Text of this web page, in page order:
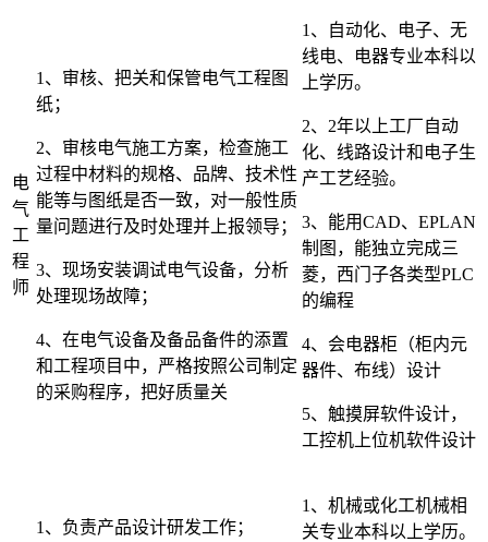
电
气
工
程
师
1、审核、把关和保管电气工程图
纸；
2、审核电气施工方案，检查施工
过程中材料的规格、品牌、技术性
能等与图纸是否一致，对一般性质
量问题进行及时处理并上报领导；
3、现场安装调试电气设备，分析
处理现场故障；
4、在电气设备及备品备件的添置
和工程项目中，严格按照公司制定
的采购程序，把好质量关
1、自动化、电子、无
线电、电器专业本科以
上学历。
2、2年以上工厂自动
化、线路设计和电子生
产工艺经验。
3、能用CAD、EPLAN
制图，能独立完成三
菱，西门子各类型PLC
的编程
4、会电器柜（柜内元
器件、布线）设计
5、触摸屏软件设计，
工控机上位机软件设计
1、负责产品设计研发工作；
1、机械或化工机械相
关专业本科以上学历。